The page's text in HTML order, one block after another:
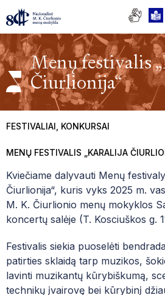
DAŽNIAUSIAI
BENDRASIS
TĖVŲ TARYBA
MOKYKLOS
DARBO TARYBA
ABITURIENTŲ
MUZIEJUS
MUZIKOS SKYRIUS
BALETO SKYRIUS
DAILĖS SKYRIUS
BIBLIOTEKA
FONOTEKA
EDUPAGE
Menų festivalis
Čiurlionija“
FESTIVALIAI, KONKURSAI
V NACIONALINIS VARINIŲ
GARSAI“
JONO URBOS VIII
KONKURSAS
VI NACIONALINIS BENDROJO
JAUNŲJŲ ATLIKĖJŲ
2026
MENŲ FESTIVALIS „KARALIJA
Kviečiame dalyvauti Menų
Čiurlionija“, kuris vyks 2025 m.
M. K. Čiurlionio menų mokyklos
koncertų salėje (T. Kosciuškos g.
Festivalis siekia puoselėti
patirties sklaidą tarp muzikos,
lavinti muzikantų kūrybiškumą,
technikų įvairovę bei kūrybinį